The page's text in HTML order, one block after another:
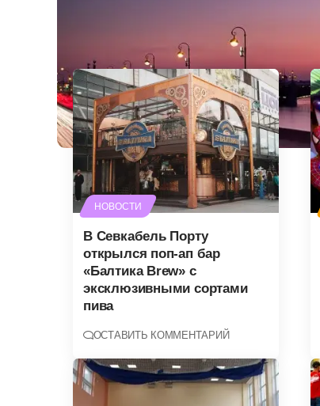
НОВОСТИ
В Севкабель Порту
открылся поп-ап бар
«Балтика Brew» с
эксклюзивными сортами
пива
ОСТАВИТЬ КОММЕНТАРИЙ